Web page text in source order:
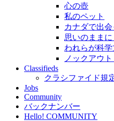
心の壺
私のペット
カナダで出会
思いのまま
われらが科学
ノックアウ
Classifieds
クラシファイド規
Jobs
Community
バックナンバー
Hello! COMMUNITY